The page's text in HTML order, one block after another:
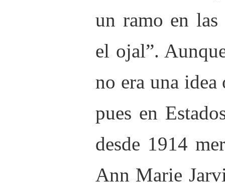
un ramo en
el ojal”.
no era una
pues en
desde 1914
Ann Marie